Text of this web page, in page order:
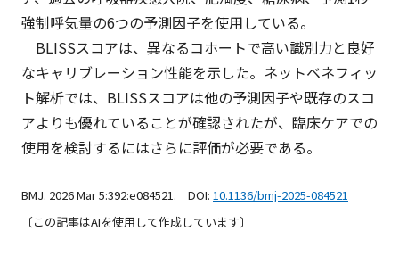
強制呼気量の6つの予測因子を使用している。
BLISSスコアは、異なるコホートで高い識別力と良好
なキャリブレーション性能を示した。ネットベネフィッ
ト解析では、BLISSスコアは他の予測因子や既存のスコ
アよりも優れていることが確認されたが、臨床ケアでの
使用を検討するにはさらに評価が必要である。
BMJ. 2026 Mar 5:392:e084521. DOI: 10.1136/bmj-2025-084521
〔この記事はAIを使用して作成しています〕